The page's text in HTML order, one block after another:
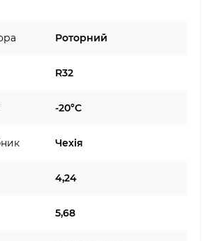
Роторний
R32
-20°C
Чехія
4,24
5,68